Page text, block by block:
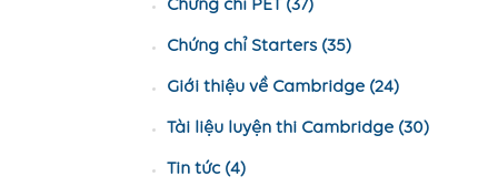
Chứng chỉ PET (37)
Chứng chỉ Starters (35)
Giới thiệu về Cambridge (24)
Tài liệu luyện thi Cambridge (30)
Tin tức (4)